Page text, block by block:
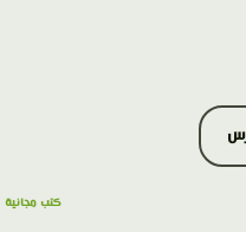
كتب مجانية